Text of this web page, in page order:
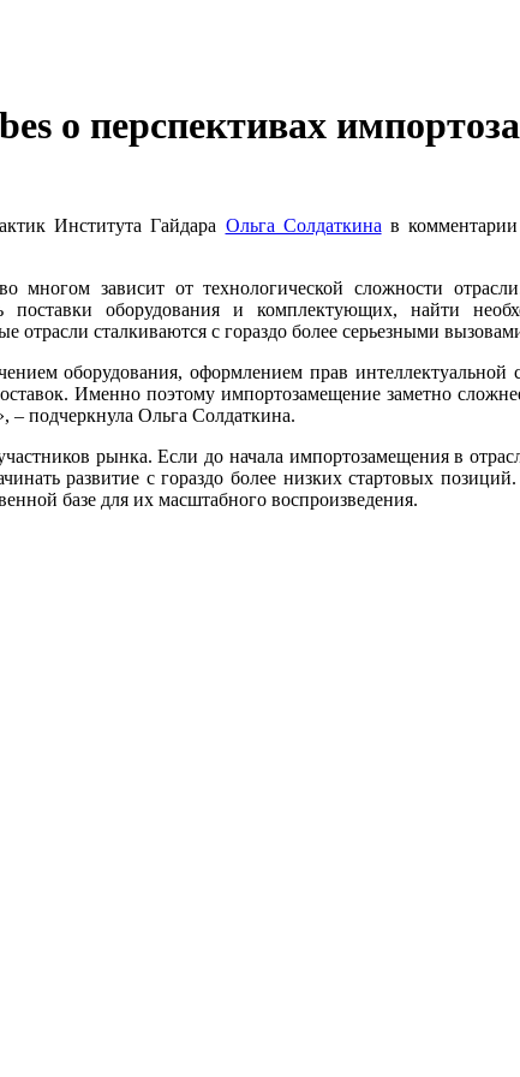
о перспективах
Института Гайдара Ольга Солдаткина в комментарии
многом зависит от технологической сложности
поставки оборудования и комплектующих, найти
отрасли сталкиваются с гораздо более серьезными
оборудования, оформлением прав интеллектуальной
Именно поэтому импортозамещение заметно
– подчеркнула Ольга Солдаткина.
рынка. Если до начала импортозамещения в
развитие с гораздо более низких стартовых
базе для их масштабного воспроизведения.